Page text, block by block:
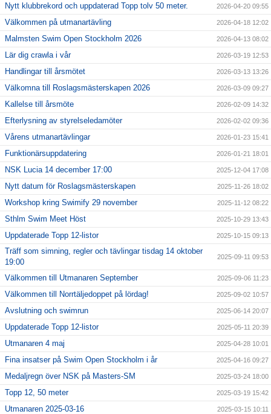
Nytt klubbrekord och uppdaterad Topp tolv 50 meter. 2026-04-20 09:55
Välkommen på utmanartävling 2026-04-18 12:02
Malmsten Swim Open Stockholm 2026 2026-04-13 08:02
Lär dig crawla i vår 2026-03-19 12:53
Handlingar till årsmötet 2026-03-13 13:26
Välkomna till Roslagsmästerskapen 2026 2026-03-09 09:27
Kallelse till årsmöte 2026-02-09 14:32
Efterlysning av styrelseledamöter 2026-02-02 09:36
Vårens utmanartävlingar 2026-01-23 15:41
Funktionärsuppdatering 2026-01-21 18:01
NSK Lucia 14 december 17:00 2025-12-04 17:08
Nytt datum för Roslagsmästerskapen 2025-11-26 18:02
Workshop kring Swimify 29 november 2025-11-12 08:22
Sthlm Swim Meet Höst 2025-10-29 13:43
Uppdaterade Topp 12-listor 2025-10-15 09:13
Träff som simning, regler och tävlingar tisdag 14 oktober
19:00
2025-09-11 09:53
Välkommen till Utmanaren September 2025-09-06 11:23
Välkommen till Norrtäljedoppet på lördag! 2025-09-02 10:57
Avslutning och swimrun 2025-06-14 20:07
Uppdaterade Topp 12-listor 2025-05-11 20:39
Utmanaren 4 maj 2025-04-28 10:01
Fina insatser på Swim Open Stockholm i år 2025-04-16 09:27
Medaljregn över NSK på Masters-SM 2025-03-24 18:00
Topp 12, 50 meter 2025-03-19 15:42
Utmanaren 2025-03-16 2025-03-15 10:11